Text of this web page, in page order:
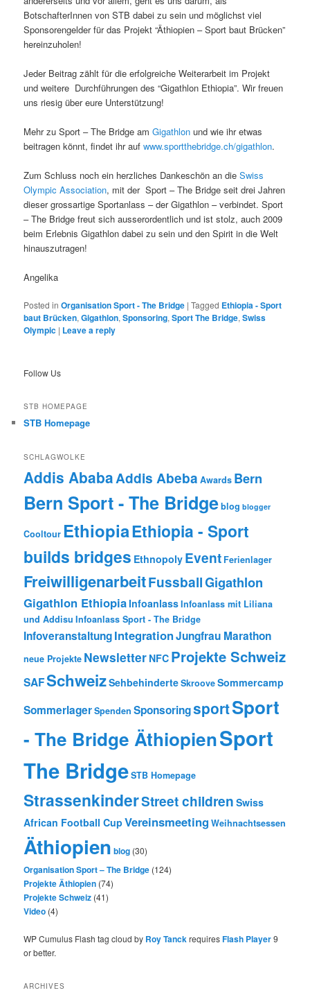
BotschafterInnen von STB dabei zu sein und möglichst viel
Sponsorengelder für das Projekt “Äthiopien – Sport baut Brücken”
hereinzuholen!
Jeder Beitrag zählt für die erfolgreiche Weiterarbeit im Projekt
und weitere Durchführungen des “Gigathlon Ethiopia”. Wir freuen
uns riesig über eure Unterstützung!
Mehr zu Sport – The Bridge amGigathlon und wie ihr etwas
beitragen könnt, findet ihr aufwww.sportthebridge.ch/gigathlon.
Zum Schluss noch ein herzliches Dankeschön an dieSwiss
Olympic Association, mit der Sport – The Bridge seit drei Jahren
dieser grossartige Sportanlass – der Gigathlon – verbindet. Sport
– The Bridge freut sich ausserordentlich und ist stolz, auch 2009
beim Erlebnis Gigathlon dabei zu sein und den Spirit in die Welt
hinauszutragen!
Angelika
Posted in Organisation Sport - The Bridge |Tagged Ethiopia - Sport
baut Brücken,Gigathlon,Sponsoring,Sport The Bridge,Swiss
Olympic | Leave a reply
Follow Us
STB HOMEPAGE
STB Homepage
SCHLAGWOLKE
Addis AbabaAddis Abeba Awards Bern
Bern Sport - The Bridgeblog blogger
Cooltour EthiopiaEthiopia - Sport
builds bridges Ethnopoly Event Ferienlager
FreiwilligenarbeitFussballGigathlon
Gigathlon EthiopiaInfoanlassInfoanlass mit Liliana
und Addisu Infoanlass Sport - The Bridge
InfoveranstaltungIntegrationJungfrau Marathon
neue Projekte Newsletter NFC Projekte Schweiz
SAFSchweizSehbehinderteSkrooveSommercamp
SommerlagerSpenden SponsoringsportSport
- The Bridge ÄthiopienSport
The BridgeSTB Homepage
StrassenkinderStreet children Swiss
African Football Cup Vereinsmeeting Weihnachtsessen
Äthiopien blog (30)
Organisation Sport – The Bridge (124)
Projekte Äthiopien (74)
Projekte Schweiz (41)
Video (4)
WP Cumulus Flash tag cloud by Roy TanckrequiresFlash Player9
or better.
ARCHIVES